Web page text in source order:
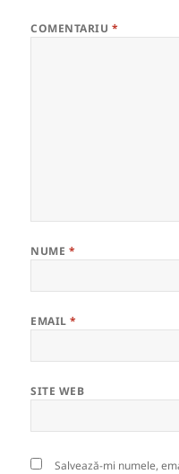
COMENTARIU *
NUME *
EMAIL*
SITE WEB
Salvează-mi numele,